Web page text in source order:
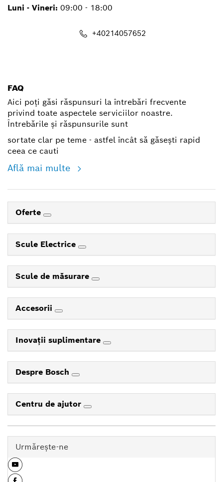
Luni - Vineri: 09:00 - 18:00
+40214057652
FAQ
Aici poți găsi răspunsuri la întrebări frecvente
privind toate aspectele serviciilor noastre.
Întrebările și răspunsurile sunt
sortate clar pe teme - astfel încât să găsești rapid
ceea ce cauti
Află mai multe
Oferte
Scule Electrice
Scule de măsurare
Accesorii
Inovaţii suplimentare
Despre Bosch
Centru de ajutor
Urmăreşte-ne